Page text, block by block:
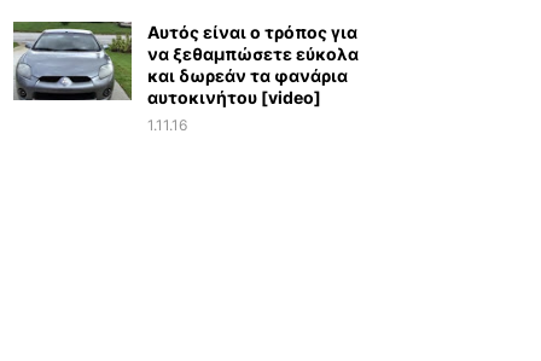
Αυτός είναι ο τρόπος για
να ξεθαμπώσετε εύκολα
και δωρεάν τα φανάρια
αυτοκινήτου [video]
1.11.16